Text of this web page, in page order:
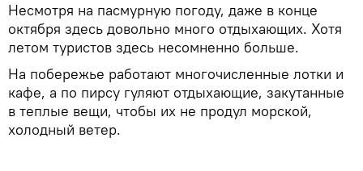
Несмотря на пасмурную погоду, даже в конце
октября здесь довольно много отдыхающих. Хотя
летом туристов здесь несомненно больше.
На побережье работают многочисленные лотки и
кафе, а по пирсу гуляют отдыхающие, закутанные
в теплые вещи, чтобы их не продул морской,
холодный ветер.